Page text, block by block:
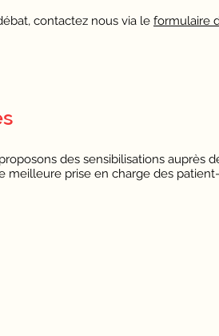
contactez nous via le formulaire
des sensibilisations auprès
meilleure prise en charge des